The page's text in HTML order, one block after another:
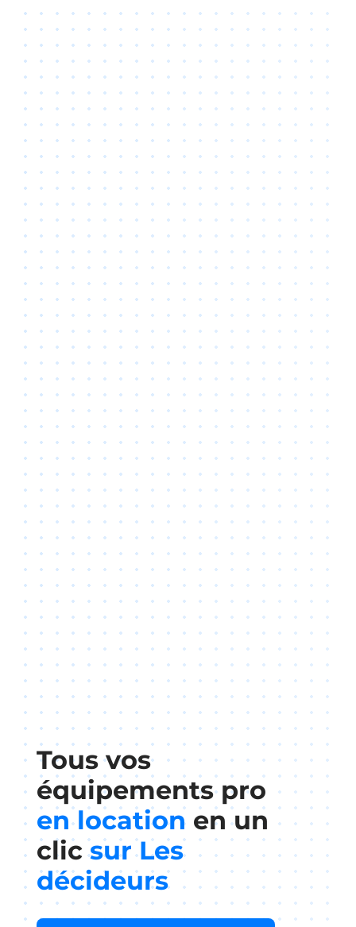
Tous vos
équipements pro
en location en un
clicsur Les
décideurs